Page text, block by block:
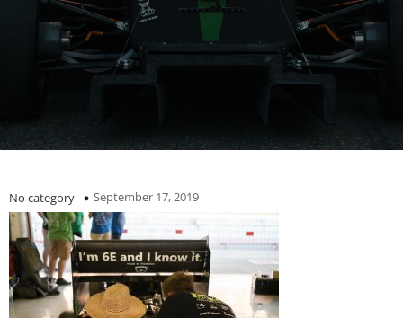
No category September 17, 2019